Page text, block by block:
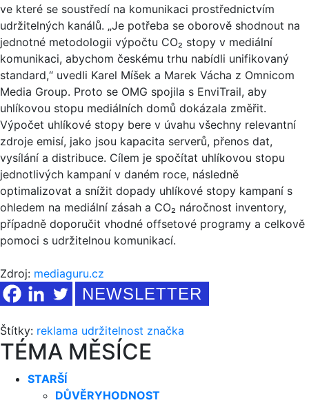
ve které se soustředí na komunikaci prostřednictvím
udržitelných kanálů. „Je potřeba se oborově shodnout na
jednotné metodologii výpočtu CO₂ stopy v mediální
komunikaci, abychom českému trhu nabídli unifikovaný
standard,“ uvedli Karel Míšek a Marek Vácha z Omnicom
Media Group. Proto se OMG spojila s EnviTrail, aby
uhlíkovou stopu mediálních domů dokázala změřit.
Výpočet uhlíkové stopy bere v úvahu všechny relevantní
zdroje emisí, jako jsou kapacita serverů, přenos dat,
vysílání a distribuce. Cílem je spočítat uhlíkovou stopu
jednotlivých kampaní v daném roce, následně
optimalizovat a snížit dopady uhlíkové stopy kampaní s
ohledem na mediální zásah a CO₂ náročnost inventory,
případně doporučit vhodné offsetové programy a celkově
pomoci s udržitelnou komunikací.
Zdroj: mediaguru.cz
NEWSLETTER
Štítky: reklama udržitelnost značka
TÉMA MĚSÍCE
STARŠÍ
DŮVĚRYHODNOST